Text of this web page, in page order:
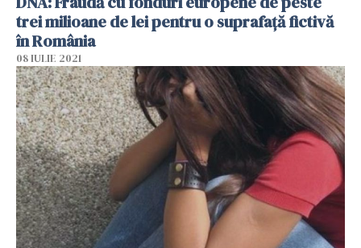
trei milioane de lei pentru o suprafaţă fictivă
în România
08 IULIE 2021